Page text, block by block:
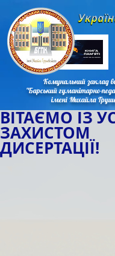
Комунальний заклад
"Барський гуманітарно-
імені Михайла
ВІТАЄМО ІЗ
ЗАХИСТОМ
ДИСЕРТАЦІЇ!